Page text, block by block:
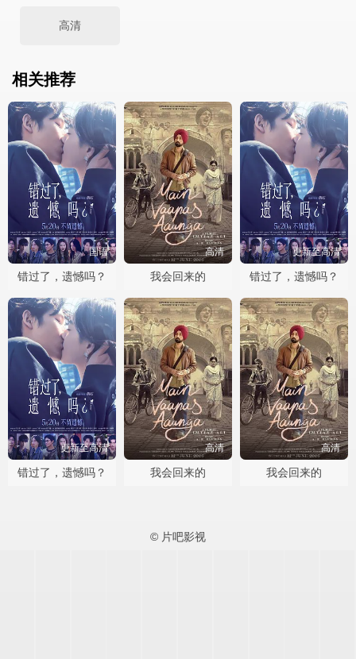
高清
相关推荐
国语
错过了，遗憾吗？
高清
我会回来的
更新至高清
错过了，遗憾吗？
更新至高清
错过了，遗憾吗？
高清
我会回来的
高清
我会回来的
© 片吧影视